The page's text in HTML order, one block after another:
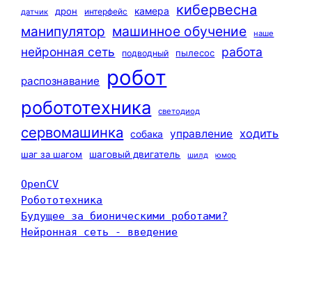
датчик дрон интерфейс камера кибервесна
манипулятор машинное обучение наше
нейронная сеть подводный пылесос работа
распознавание робот
робототехника светодиод
сервомашинка собака управление ходить
шаг за шагом шаговый двигатель шилд юмор
OpenCV
Робототехника
Будущее за бионическими роботами?
Нейронная сеть - введение